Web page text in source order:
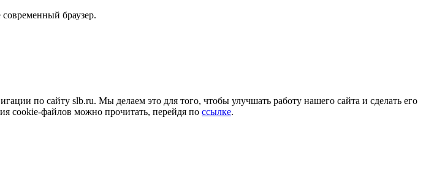
браузер.
по сайту slb.ru. Мы делаем это для того, чтобы улучшать работу нашего сайта и сделать его
cookie-файлов можно прочитать, перейдя по ссылке.